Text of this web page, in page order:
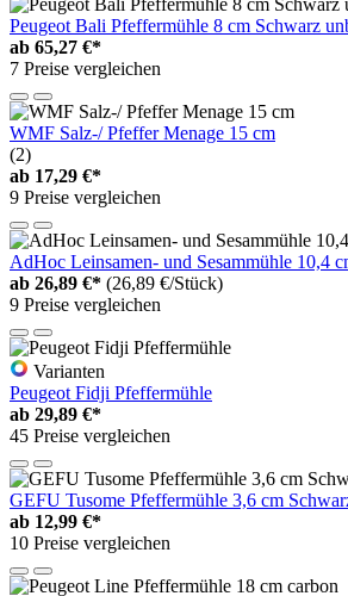
Peugeot Bali Pfeffermühle 8 cm Schwarz
ab 65,27 €*
7 Preise vergleichen
WMF Salz-/ Pfeffer Menage 15 cm
(2)
ab 17,29 €*
9 Preise vergleichen
AdHoc Leinsamen- und Sesammühle 10,4
ab 26,89 €* (26,89 €/Stück)
9 Preise vergleichen
Varianten
Peugeot Fidji Pfeffermühle
ab 29,89 €*
45 Preise vergleichen
GEFU Tusome Pfeffermühle 3,6 cm
ab 12,99 €*
10 Preise vergleichen